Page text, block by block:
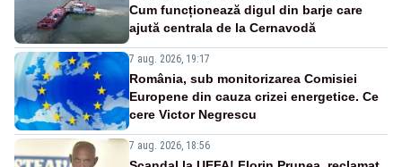
Cum funcționează digul din barje care
ajută centrala de la Cernavodă
7 aug. 2026, 19:17
România, sub monitorizarea Comisiei
Europene din cauza crizei energetice. Ce
cere Victor Negrescu
7 aug. 2026, 18:56